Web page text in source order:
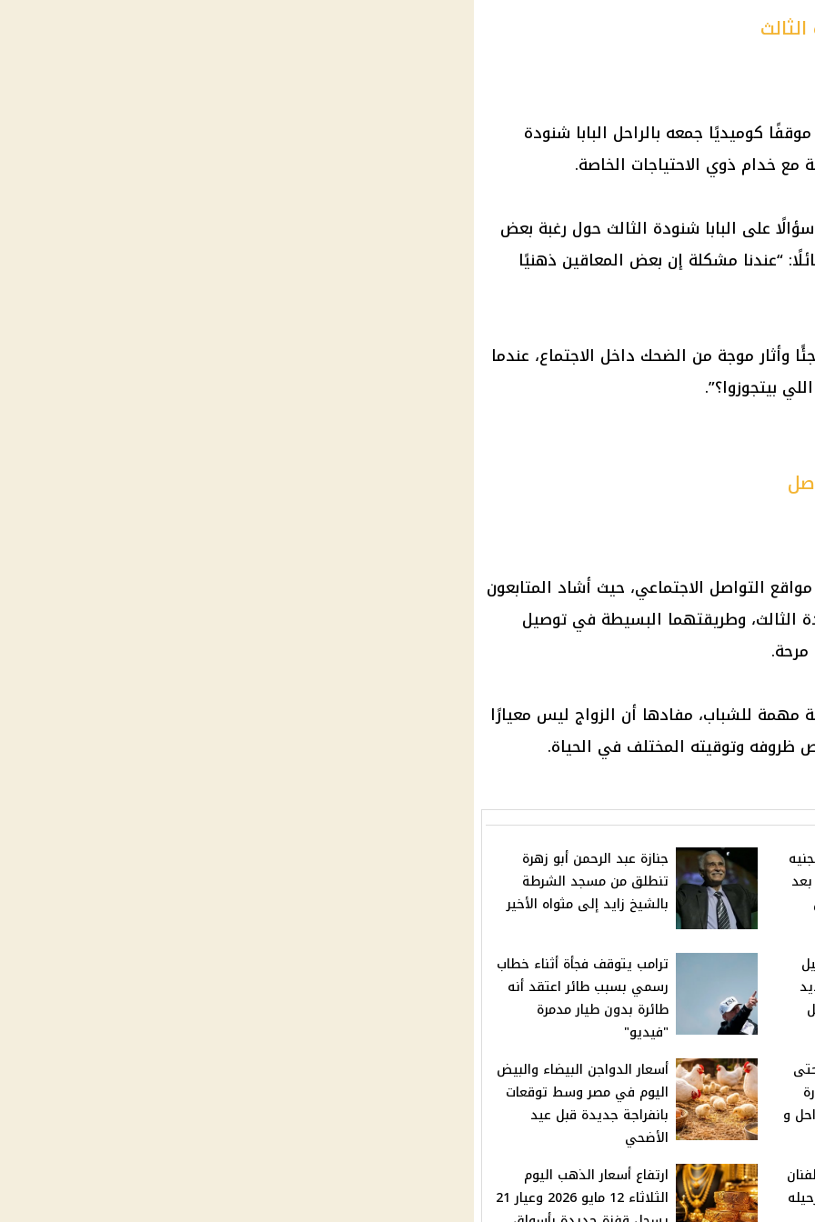
موقفًا كوميديًا جمعه بالراحل البابا شنودة
مع خدام ذوي الاحتياجات الخاصة.
على البابا شنودة الثالث حول رغبة بعض
“عندنا مشكلة إن بعض المعاقين ذهنيًا
وأثار موجة من الضحك داخل الاجتماع، عندما
بيتجوزوا؟”.
التواصل الاجتماعي، حيث أشاد المتابعون
الثالث، وطريقتهما البسيطة في توصيل
مرحة.
مهمة للشباب، مفادها أن الزواج ليس معيارًا
ظروفه وتوقيته المختلف في الحياة.
جنازة عبد الرحمن أبو زهرة
تنطلق من مسجد الشرطة
بالشيخ زايد إلى مثواه الأخير
ترامب يتوقف فجأة أثناء خطاب
رسمي بسبب طائر اعتقد أنه
طائرة بدون طيار مدمرة
"فيديو"
و
أسعار الدواجن البيضاء والبيض
اليوم في مصر وسط توقعات
بانفراجة جديدة قبل عيد
الأضحي
ارتفاع أسعار الذهب اليوم
الثلاثاء 12 مايو 2026 وعيار 21